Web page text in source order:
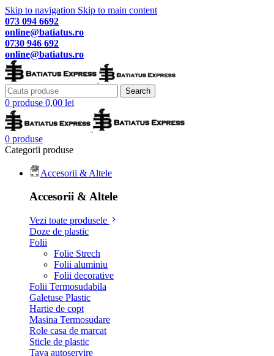
Skip to navigation Skip to main content
073 094 6692
online@batiatus.ro
0730 946 692
online@batiatus.ro
Search
0 produse 0,00 lei
0 produse
Categorii produse
Accesorii & Altele
Accesorii & Altele
Vezi toate produsele
Doze de plastic
Folii
Folie Strech
Folii aluminiu
Folii decorative
Folii Termosudabila
Galetuse Plastic
Hartie de copt
Masina Termosudare
Role casa de marcat
Sticle de plastic
Tava autoservire